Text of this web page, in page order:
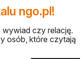
ngo.pl!
wywiad czy relację.
osób, które czytają